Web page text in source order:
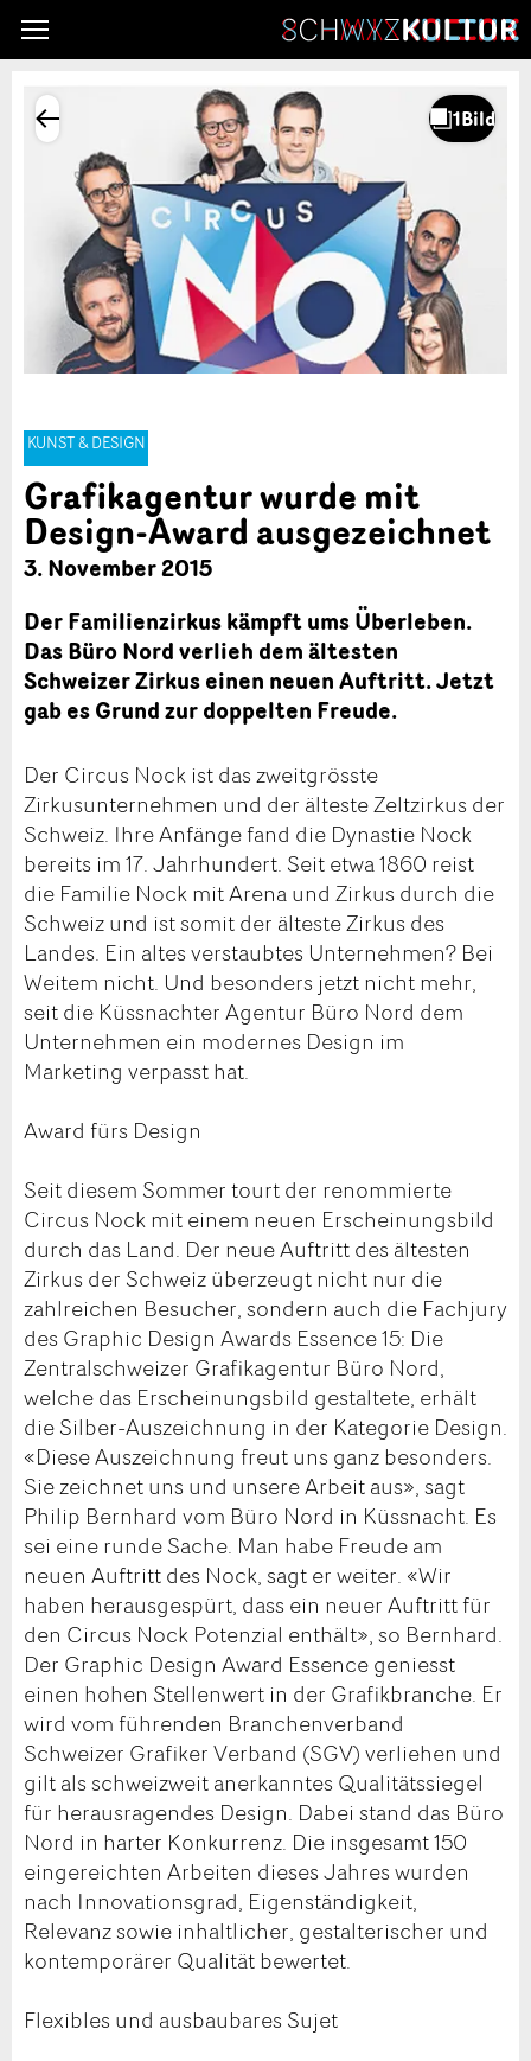
KUNST & DESIGN
Grafikagentur wurde mit
Design-Award ausgezeichnet
3. November 2015
Der Familienzirkus kämpft ums Überleben.
Das Büro Nord verlieh dem ältesten
Schweizer Zirkus einen neuen Auftritt. Jetzt
gab es Grund zur doppelten Freude.
Der Circus Nock ist das zweitgrösste
Zirkusunternehmen und der älteste Zeltzirkus der
Schweiz. Ihre Anfänge fand die Dynastie Nock
bereits im 17. Jahrhundert. Seit etwa 1860 reist
die Familie Nock mit Arena und Zirkus durch die
Schweiz und ist somit der älteste Zirkus des
Landes. Ein altes verstaubtes Unternehmen? Bei
Weitem nicht. Und besonders jetzt nicht mehr,
seit die Küssnachter Agentur Büro Nord dem
Unternehmen ein modernes Design im
Marketing verpasst hat.
Award fürs Design
Seit diesem Sommer tourt der renommierte
Circus Nock mit einem neuen Erscheinungsbild
durch das Land. Der neue Auftritt des ältesten
Zirkus der Schweiz überzeugt nicht nur die
zahlreichen Besucher, sondern auch die Fachjury
des Graphic Design Awards Essence 15: Die
Zentralschweizer Grafikagentur Büro Nord,
welche das Erscheinungsbild gestaltete, erhält
die Silber-Auszeichnung in der Kategorie Design.
«Diese Auszeichnung freut uns ganz besonders.
Sie zeichnet uns und unsere Arbeit aus», sagt
Philip Bernhard vom Büro Nord in Küssnacht. Es
sei eine runde Sache. Man habe Freude am
neuen Auftritt des Nock, sagt er weiter. «Wir
haben herausgespürt, dass ein neuer Auftritt für
den Circus Nock Potenzial enthält», so Bernhard.
Der Graphic Design Award Essence geniesst
einen hohen Stellenwert in der Grafikbranche. Er
wird vom führenden Branchenverband
Schweizer Grafiker Verband (SGV) verliehen und
gilt als schweizweit anerkanntes Qualitätssiegel
für herausragendes Design. Dabei stand das Büro
Nord in harter Konkurrenz. Die insgesamt 150
eingereichten Arbeiten dieses Jahres wurden
nach Innovationsgrad, Eigenständigkeit,
Relevanz sowie inhaltlicher, gestalterischer und
kontemporärer Qualität bewertet.
Flexibles und ausbaubares Sujet